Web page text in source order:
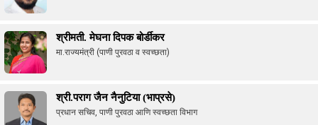
श्रीमती. मेघना दिपक बोर्डीकर
मा.राज्यमंत्री (पाणी पुरवठा व स्वच्छता)
श्री.पराग जैन नैनुटिया (भाप्रसे)
प्रधान सचिव, पाणी पुरवठा आणि स्वच्छता विभाग